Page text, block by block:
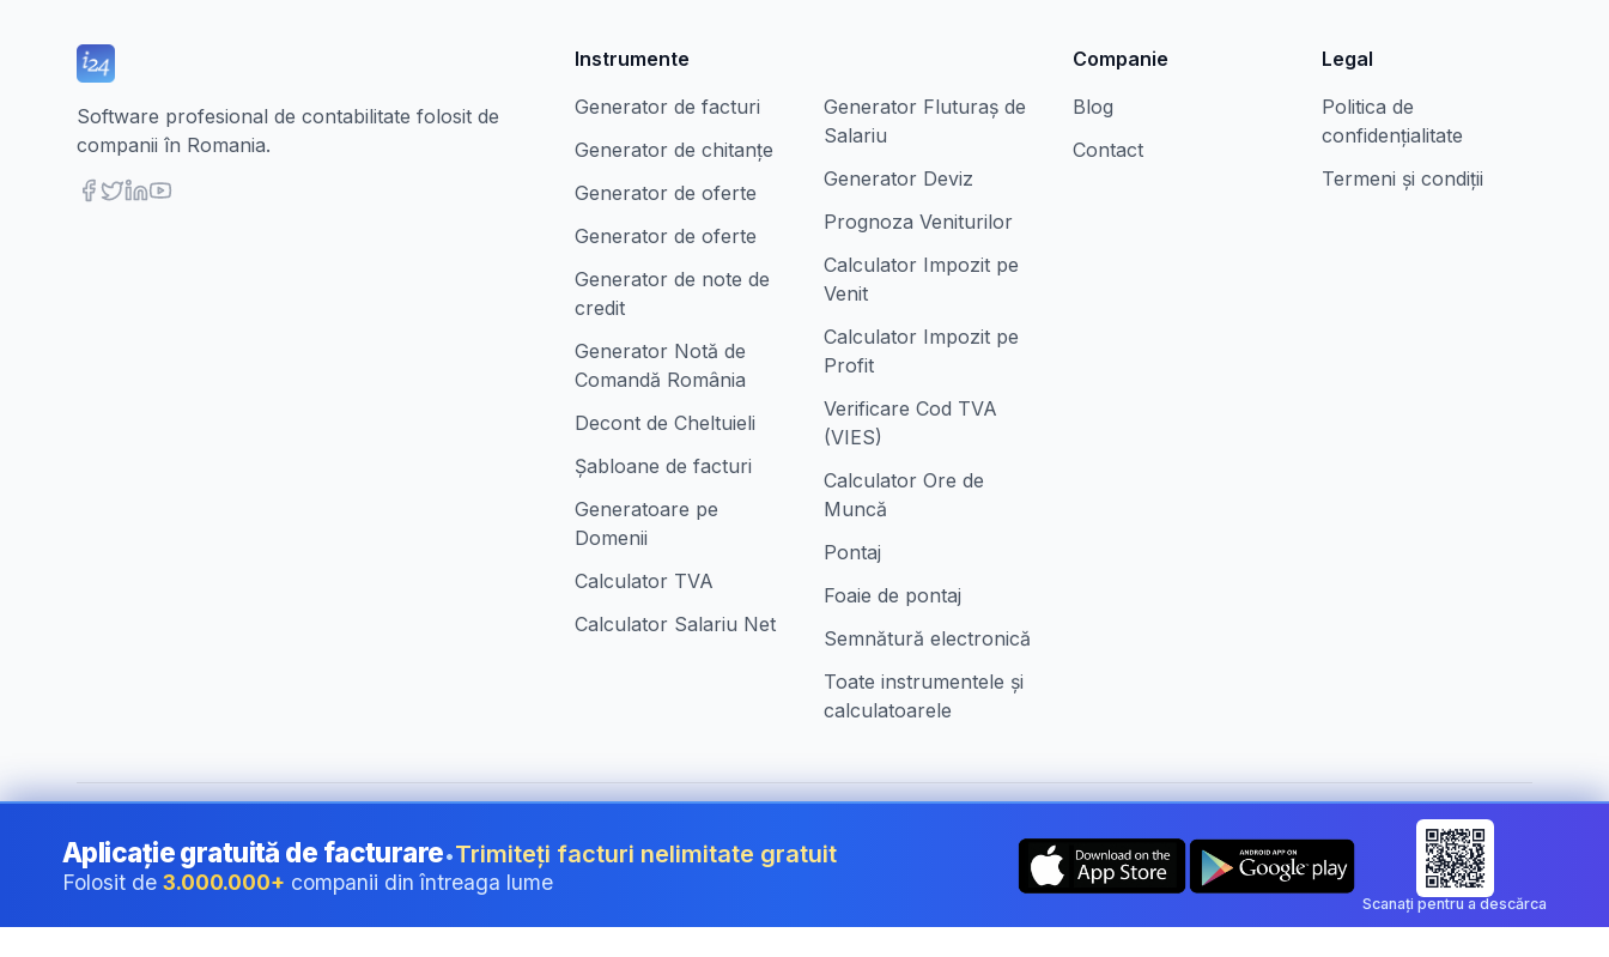
Software profesional de contabilitate folosit de
companii în Romania.
Instrumente
Generator de facturi
Generator de chitanțe
Generator de oferte
Generator de oferte
Generator de note de
credit
Generator Notă de
Comandă România
Decont de Cheltuieli
Șabloane de facturi
Generatoare pe
Domenii
Calculator TVA
Calculator Salariu Net
Generator Fluturaș de
Salariu
Generator Deviz
Prognoza Veniturilor
Calculator Impozit pe
Venit
Calculator Impozit pe
Profit
Verificare Cod TVA
(VIES)
Calculator Ore de
Muncă
Pontaj
Foaie de pontaj
Semnătură electronică
Toate instrumentele și
calculatoarele
Companie
Blog
Contact
Legal
Politica de
confidențialitate
Termeni și condiții
©2026i24 Limited. All rights reserved. •Pentru companii în Romania Schimbă țara: Romania
Aplicație gratuită de facturare•Trimiteți facturi nelimitate gratuit
Folosit de 3.000.000+ companii din întreaga lume
Scanați pentru a descărca